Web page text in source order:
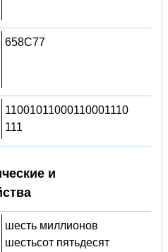
658C77
11001011000110001110
111
и
шесть миллионов
шестьсот пятьдесят